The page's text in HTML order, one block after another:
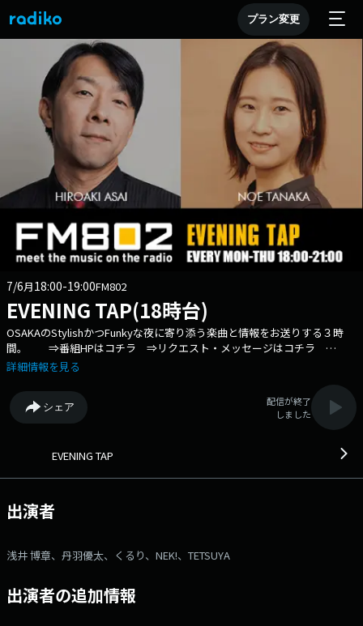
プラン変更
7/6月18:00-19:00FM802
EVENING TAP(18時台)
OSAKAのStylishかつFunkyな夜に寄り添う楽曲と情報をお送りする３時
間。 ⇒番組HPはコチラ ⇒リクエスト・メッセージはコチラ
⇒twitterハッシュタグは「#fm802」 ⇒twitterアカウントは
詳細情報を見る
シェア
配信が終了
しました
EVENING TAP
出演者
浅井 博章、丹羽優太、くるり、NEK!、TETSUYA
出演者の追加情報